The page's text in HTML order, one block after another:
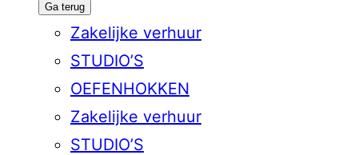
Ga terug
Zakelijke verhuur
STUDIO’S
OEFENHOKKEN
Zakelijke verhuur
STUDIO’S